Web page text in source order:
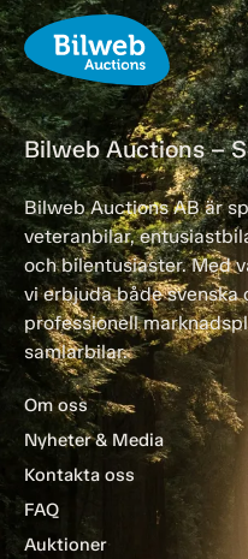
Bilweb Auctions –
Bilweb Auctions AB är
veteranbilar,
och bilentusiaster. Med
vi erbjuda både svenska
professionell
samlarbilar.
Om oss
Nyheter & Media
Kontakta oss
FAQ
Auktioner